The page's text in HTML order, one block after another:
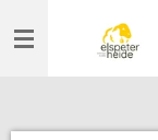
direct